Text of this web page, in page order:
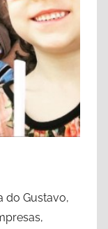
do Gustavo,